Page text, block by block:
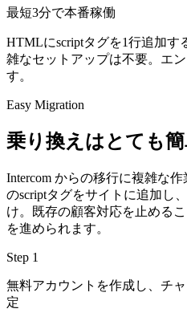
最短3分で本番稼働
HTMLにscriptタグを1行追加す
雑なセットアップは不要。エ
す。
Easy Migration
乗り換えはとても
Intercom からの移行に複雑な
のscriptタグをサイトに追加し
け。既存の顧客対応を止める
を進められます。
Step 1
無料アカウントを作成し、チ
定